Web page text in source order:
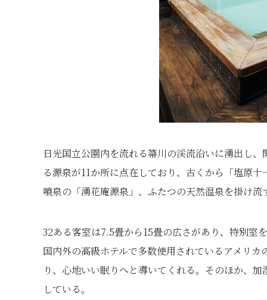
日光国立公園内を流れる箒川の渓流沿いに湧出し
る源泉が11か所に点在しており、古くから「塩原
噴泉の「湧花庵源泉」、ふたつの天然温泉を掛け流
32ある客室は7.5畳から15畳の広さがあり、特別室
国内外の高級ホテルで多数使用されているアメリ
り、心地いい眠りへと導いてくれる。そのほか、
している。